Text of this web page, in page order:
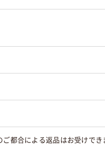
ご都合による返品はお受けで